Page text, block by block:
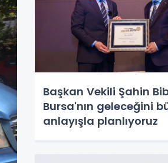
Başkan Vekili Şahin
Bursa'nın geleceğini
anlayışla planlıyoruz